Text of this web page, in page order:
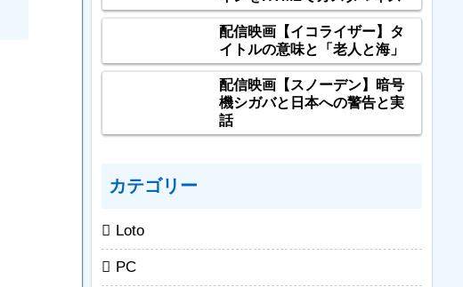
配信映画【イコライザー】タ
イトルの意味と「老人と海」
配信映画【スノーデン】暗号
機シガバと日本への警告と実
話
カテゴリー
Loto
PC